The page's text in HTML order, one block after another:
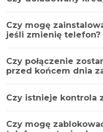
Czy mogę
jeśli zmienię telefon?
Czy połączenie
przed końcem dnia
Czy istnieje kontrola
Czy mogę